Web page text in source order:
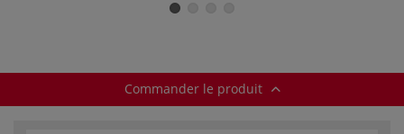
Commander le produit